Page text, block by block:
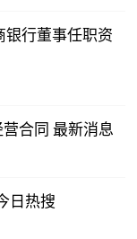
银行董事任职资
合同 最新消息
日热搜